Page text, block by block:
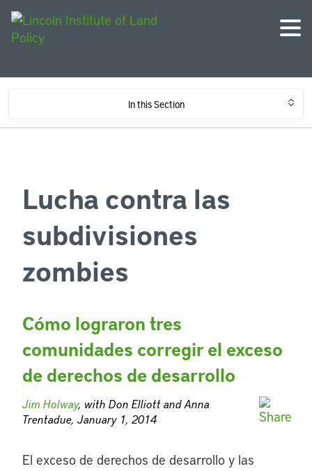
In this Section
Lucha contra las
subdivisiones
zombies
Cómo lograron tres
comunidades corregir el exceso
de derechos de desarrollo
Jim Holway, with Don Elliott and Anna
Trentadue, January 1, 2014
El exceso de derechos de desarrollo y las